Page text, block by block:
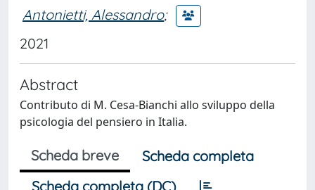
Antonietti, Alessandro;
2021
Abstract
Contributo di M. Cesa-Bianchi allo sviluppo della
psicologia del pensiero in Italia.
Scheda breve
Scheda completa
Scheda completa (DC)